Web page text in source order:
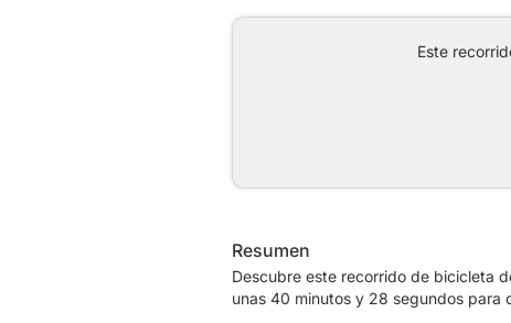
Este
Resumen
Descubre este recorrido de bicicleta
unas 40 minutos y 28 segundos para